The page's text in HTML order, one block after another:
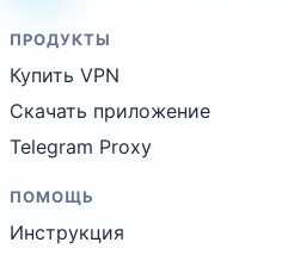
ПРОДУКТЫ
Купить VPN
Скачать приложение
Telegram Proxy
ПОМОЩЬ
Инструкция